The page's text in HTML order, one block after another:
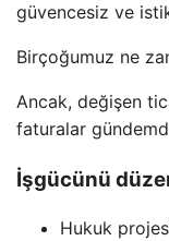
güvencesiz ve
Birçoğumuz ne
Ancak, değişen
faturalar
İşgücünü
Hukuk